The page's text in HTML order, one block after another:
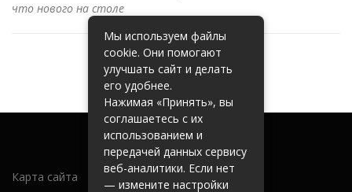
что нового на столе
Карта сайта
Мы используем файлы
cookie. Они помогают
улучшать сайт и делать
его удобнее.
Нажимая «Принять», вы
соглашаетесь с их
использованием и
передачей данных сервису
веб-аналитики. Если нет
— измените настройки